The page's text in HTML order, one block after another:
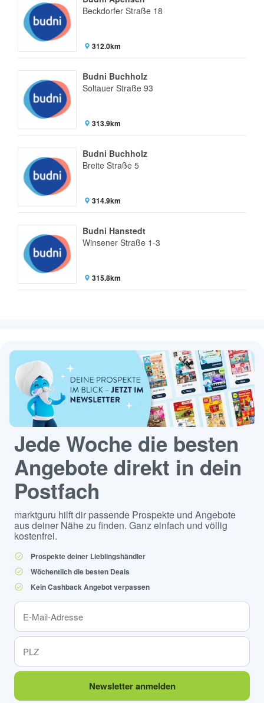
Beckdorfer Straße 18
312.0km
Budni Buchholz
Soltauer Straße 93
313.9km
Budni Buchholz
Breite Straße 5
314.9km
Budni Hanstedt
Winsener Straße 1-3
315.8km
Jede Woche die besten
Angebote direkt in dein
Postfach
marktguru hilft dir passende Prospekte und Angebote
aus deiner Nähe zu finden. Ganz einfach und völlig
kostenfrei.
Prospekte deiner Lieblingshändler
Wöchentlich die besten Deals
Kein Cashback Angebot verpassen
Newsletter anmelden